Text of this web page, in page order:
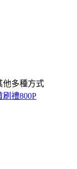
他多種方式
刷禮800P